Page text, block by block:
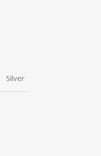
Silver